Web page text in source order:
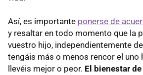
Así, es importante ponerse de
y resaltar en todo momento que la
vuestro hijo, independientemente
tengáis más o menos rencor el uno
llevéis mejor o peor. El bienestar